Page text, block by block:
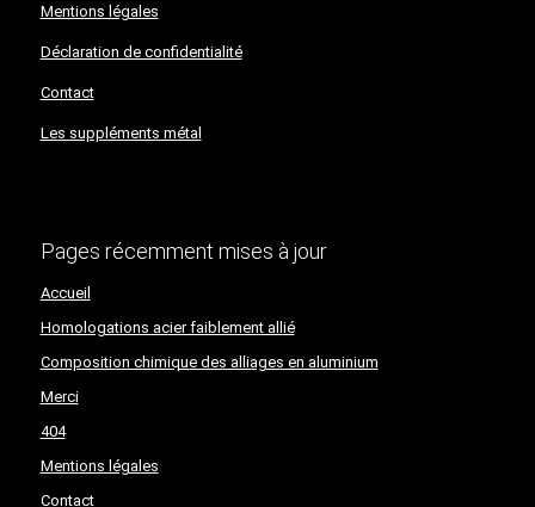
Mentions légales
Déclaration de confidentialité​​​​​​​
Contact
Les suppléments métal
Pages récemment mises à jour
Accueil
Homologations acier faiblement allié
Composition chimique des alliages en aluminium
Merci
404
Mentions légales
Contact